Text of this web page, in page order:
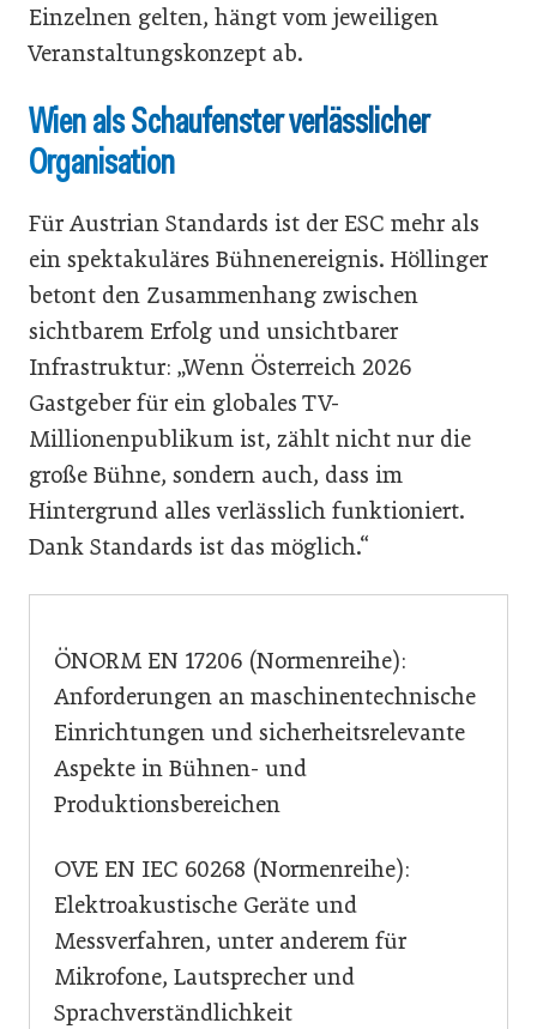
Einzelnen gelten, hängt vom jeweiligen
Veranstaltungskonzept ab.
Wien als Schaufenster verlässlicher
Organisation
Für Austrian Standards ist der ESC mehr als
ein spektakuläres Bühnenereignis. Höllinger
betont den Zusammenhang zwischen
sichtbarem Erfolg und unsichtbarer
Infrastruktur: „Wenn Österreich 2026
Gastgeber für ein globales TV-
Millionenpublikum ist, zählt nicht nur die
große Bühne, sondern auch, dass im
Hintergrund alles verlässlich funktioniert.
Dank Standards ist das möglich.“
ÖNORM EN 17206 (Normenreihe):
Anforderungen an maschinentechnische
Einrichtungen und sicherheitsrelevante
Aspekte in Bühnen- und
Produktionsbereichen
OVE EN IEC 60268 (Normenreihe):
Elektroakustische Geräte und
Messverfahren, unter anderem für
Mikrofone, Lautsprecher und
Sprachverständlichkeit